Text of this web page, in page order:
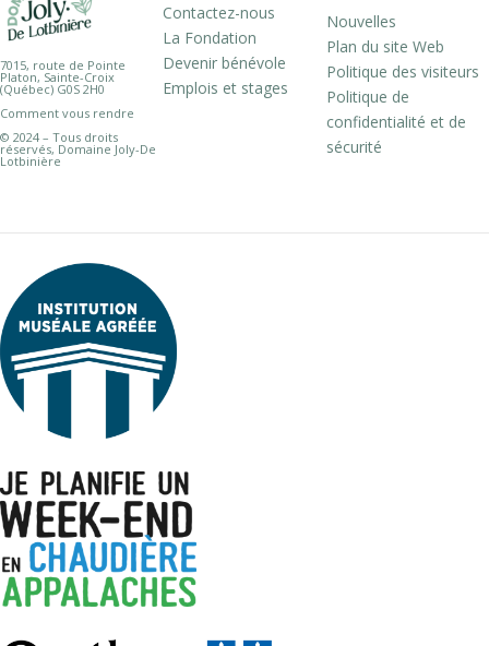
7015, route de Pointe
Platon, Sainte-Croix
(Québec) G0S 2H0
Comment vous rendre
© 2024 – Tous droits
réservés, Domaine Joly-De
Lotbinière
Contactez-nous
La Fondation
Devenir bénévole
Emplois et stages
Nouvelles
Plan du site Web
Politique des visiteurs
Politique de
confidentialité et de
sécurité